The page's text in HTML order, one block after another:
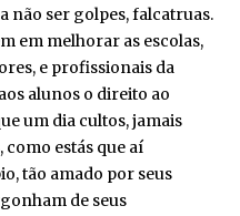
não ser golpes, falcatruas.
em melhorar as escolas,
e profissionais da
alunos o direito ao
um dia cultos, jamais
como estás que aí
tão amado por seus
de seus